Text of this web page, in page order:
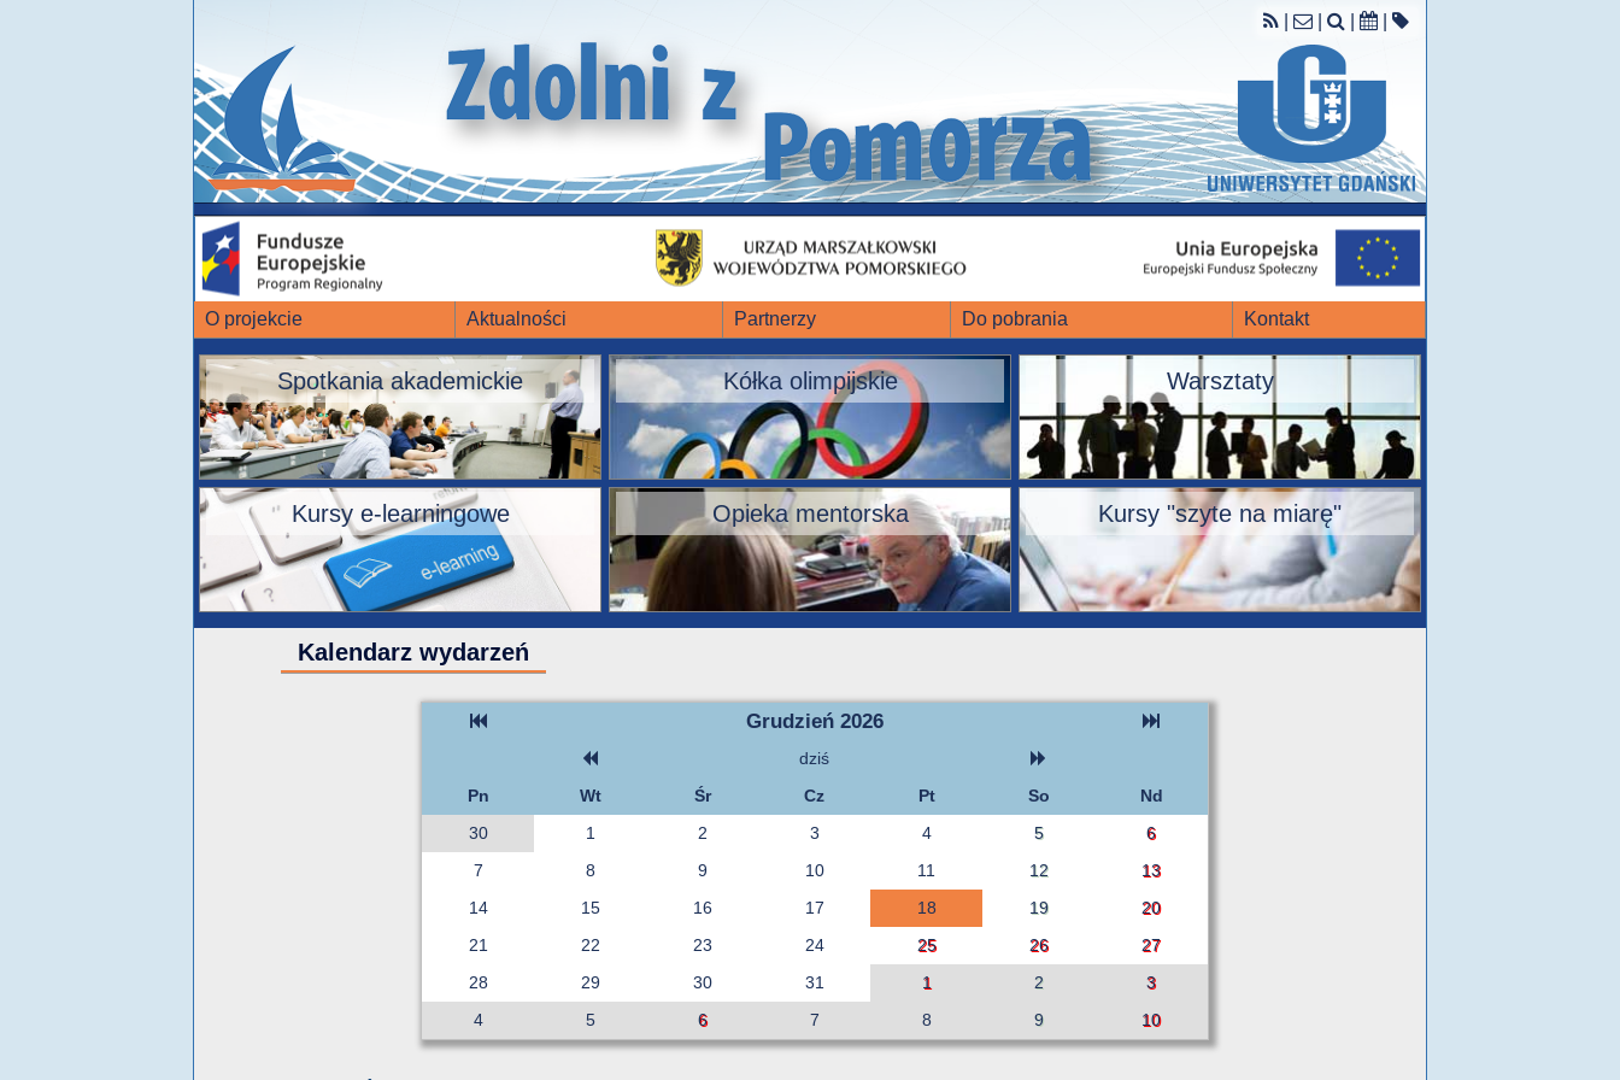
O projekcie Aktualności Partnerzy Do pobrania Kontakt
Spotkania akademickie Kółka olimpijskie Warsztaty
Kursy e-learningowe Opieka mentorska Kursy "szyte na miarę"
Kalendarz wydarzeń
Grudzień 2026
dziś
Pn
Wt Śr Cz Pt So
Nd
30
1 2 3 4 5
6
7
8 9 10 11 12
13
14
15 16 17 18 19
20
21
22 23 24 25 26
27
28
29 30 31 1 2
3
4
5 6 7 8 9 10